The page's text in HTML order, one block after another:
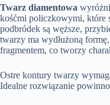
Twarz diamentowa
kośćmi policzkowymi, które
podbródek są węższe,
twarzy ma wydłużoną
fragmentem, co tworzy
Ostre kontury twarzy
Idealne rozwiązanie